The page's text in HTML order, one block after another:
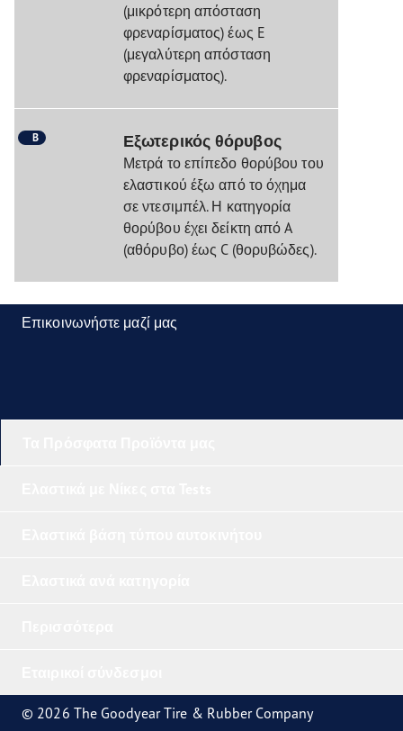
(μικρότερη απόσταση
φρεναρίσματος) έως E
(μεγαλύτερη απόσταση
φρεναρίσματος).
B Εξωτερικός θόρυβος
Μετρά το επίπεδο θορύβου του
ελαστικού έξω από το όχημα
σε ντεσιμπέλ. Η κατηγορία
θορύβου έχει δείκτη από A
(αθόρυβο) έως C (θορυβώδες).
Επικοινωνήστε μαζί μας
© 2026 The Goodyear Tire & Rubber Company